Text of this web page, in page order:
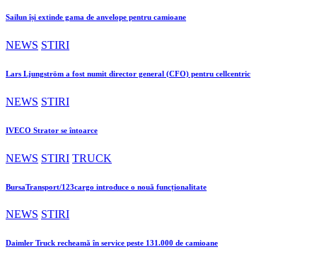
Sailun își extinde gama de anvelope pentru camioane
NEWS STIRI
Lars Ljungström a fost numit director general (CFO) pentru cellcentric
NEWS STIRI
IVECO Strator se întoarce
NEWS STIRI TRUCK
BursaTransport/123cargo introduce o nouă funcționalitate
NEWS STIRI
Daimler Truck recheamă în service peste 131.000 de camioane